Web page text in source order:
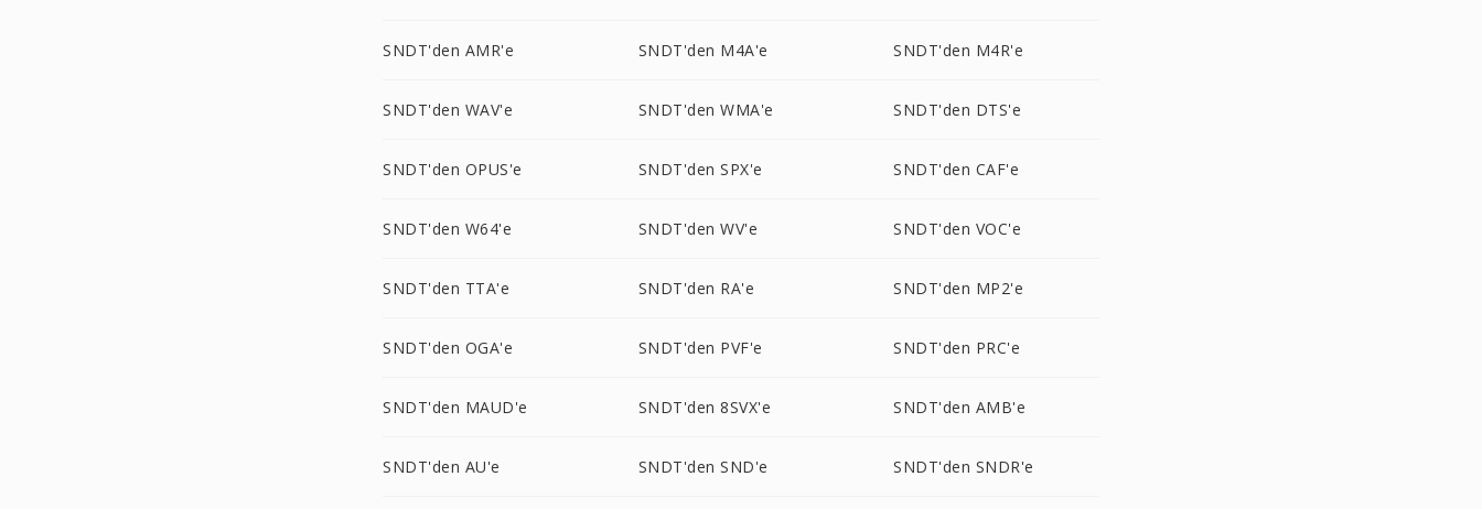
SNDT'den AMR'e SNDT'den M4A'e SNDT'den M4R'e
SNDT'den WAV'e SNDT'den WMA'e SNDT'den DTS'e
SNDT'den OPUS'e SNDT'den SPX'e SNDT'den CAF'e
SNDT'den W64'e SNDT'den WV'e SNDT'den VOC'e
SNDT'den TTA'e SNDT'den RA'e SNDT'den MP2'e
SNDT'den OGA'e SNDT'den PVF'e SNDT'den PRC'e
SNDT'den MAUD'e SNDT'den 8SVX'e SNDT'den AMB'e
SNDT'den AU'e SNDT'den SND'e SNDT'den SNDR'e